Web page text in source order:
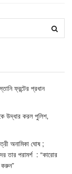
ফ্রন্টের প্রধান
উদ্ধার করল পুলিশ,
অনামিকা ঘোষ ;
তার পরামর্শ : “কারোর
করুন”